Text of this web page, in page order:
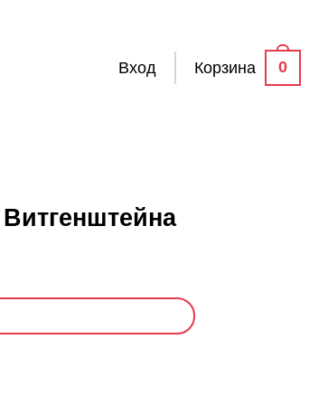
Вход Корзина 0